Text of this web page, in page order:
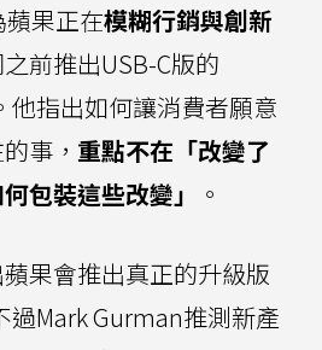
果正在模糊行銷與創新
之前推出USB-C版的
他指出如何讓消費者願意
事， 重點不在「改變了
包裝這些改變」
。
果會推出真正的升級版
過Mark Gurman推測新產